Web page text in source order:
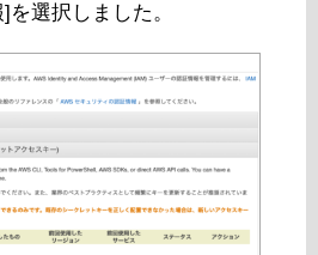
選択しました。